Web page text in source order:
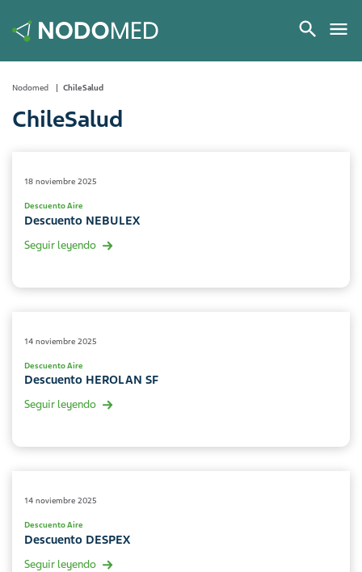
Nodomed ChileSalud
ChileSalud
18 noviembre 2025
Descuento Aire
Descuento NEBULEX
Seguir leyendo
14 noviembre 2025
Descuento Aire
Descuento HEROLAN SF
Seguir leyendo
14 noviembre 2025
Descuento Aire
Descuento DESPEX
Seguir leyendo